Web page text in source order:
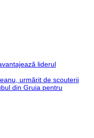
liderul
urmărit de scouterii
din Gruia pentru